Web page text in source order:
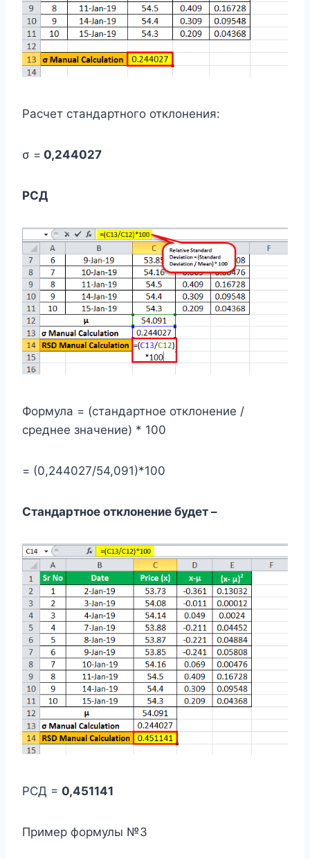
Расчет стандартного отклонения:
σ = 0,244027
РСД
Формула = (стандартное отклонение /
среднее значение) * 100
= (0,244027/54,091)*100
Стандартное отклонение будет –
РСД = 0,451141
Пример формулы №3